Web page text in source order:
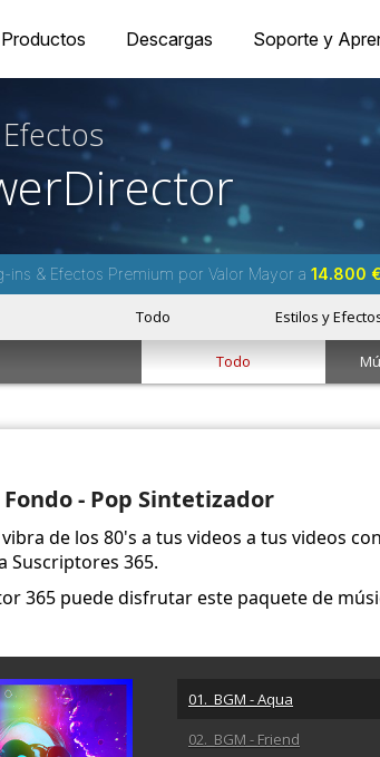
Productos Descargas Soporte y
ins & Efectos Premium por Valor Mayor a 14.800 €
Todo Estilos y
Todo
- Pop Sintetizador
de los 80's a tus videos a tus videos
Suscriptores 365.
365 puede disfrutar este paquete de
01. BGM - Aqua
02. BGM - Friend